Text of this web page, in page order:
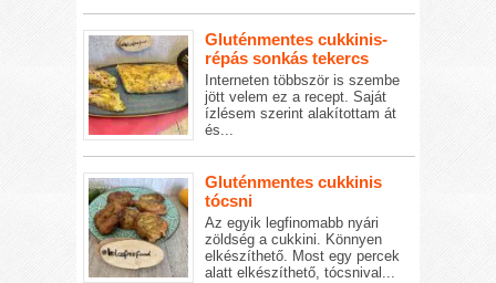
Gluténmentes cukkinis-
répás sonkás tekercs
Interneten többször is szembe
jött velem ez a recept. Saját
ízlésem szerint alakítottam át
és...
Gluténmentes cukkinis
tócsni
Az egyik legfinomabb nyári
zöldség a cukkini. Könnyen
elkészíthető. Most egy percek
alatt elkészíthető, tócsnival...